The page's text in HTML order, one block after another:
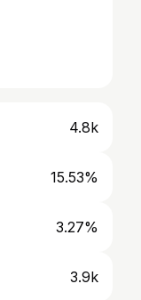
4.8k
15.53%
3.27%
3.9k